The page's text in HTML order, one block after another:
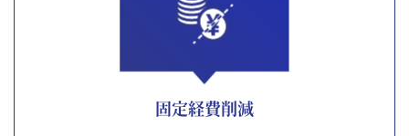
固定経費削減